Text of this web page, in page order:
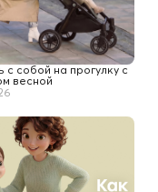
с собой на прогулку с
весной